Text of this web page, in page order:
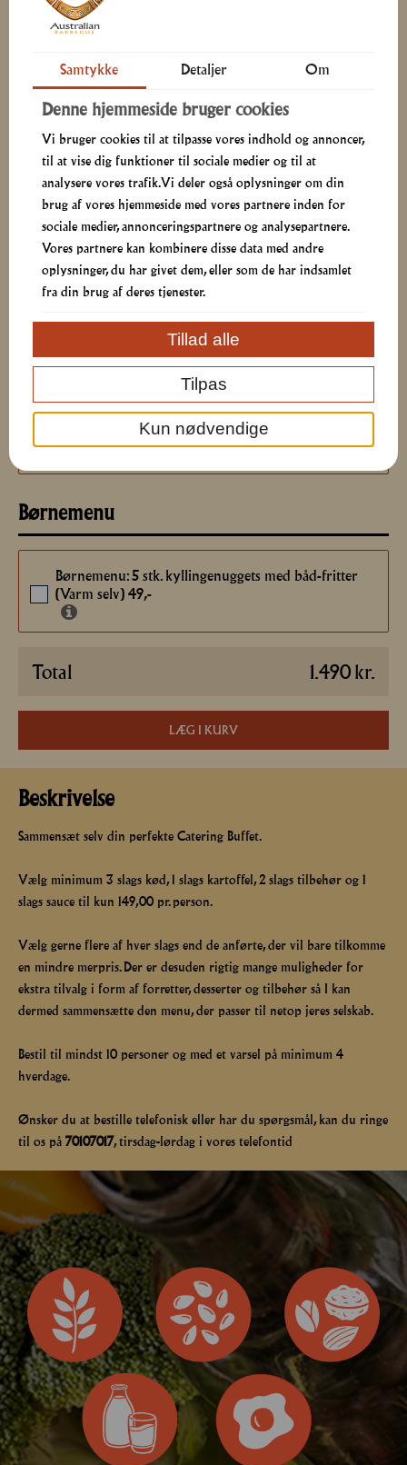
Tacochips med hjemmelavet tomat-taco dip
Brødpakke med 3 slags brød og smør
Små sprøde salater m. parmesan a la Caesar
Kålsalat m. nødder, tranebær, wasabiærter og
urtemarinade
Sauce Vælg mindst 1
Whisky Sauce 8
Bearnaise Sauce 8
Børnemenu
Børnemenu: 5 stk. kyllingenuggets med båd-fritter
(Varm selv) 49,-
Total 1.490 kr.
LÆG I KURV
Beskrivelse
Sammensæt selv din perfekte Catering Buffet.
Vælg minimum 3 slags kød, 1 slags kartoffel, 2 slags tilbehør og 1
slags sauce til kun 149,00 pr. person.
Vælg gerne flere af hver slags end de anførte, der vil bare tilkomme
en mindre merpris. Der er desuden rigtig mange muligheder for
ekstra tilvalg i form af forretter, desserter og tilbehør så I kan
dermed sammensætte den menu, der passer til netop jeres selskab.
Bestil til mindst 10 personer og med et varsel på minimum 4
hverdage.
Ønsker du at bestille telefonisk eller har du spørgsmål, kan du ringe
til os på 70107017, tirsdag-lørdag i vores telefontid
Samtykke Detaljer Om
Denne hjemmeside bruger cookies
Vi bruger cookies til at tilpasse vores indhold og annoncer,
til at vise dig funktioner til sociale medier og til at
analysere vores trafik. Vi deler også oplysninger om din
brug af vores hjemmeside med vores partnere inden for
sociale medier, annonceringspartnere og analysepartnere.
Vores partnere kan kombinere disse data med andre
oplysninger, du har givet dem, eller som de har indsamlet
fra din brug af deres tjenester.
Kun nødvendige
Tilpas
Tillad alle